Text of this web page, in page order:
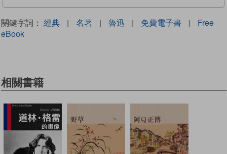
關鍵字詞： 經典 | 名著 | 魯迅 | 免費電子書 |
Free
eBook
相關書籍